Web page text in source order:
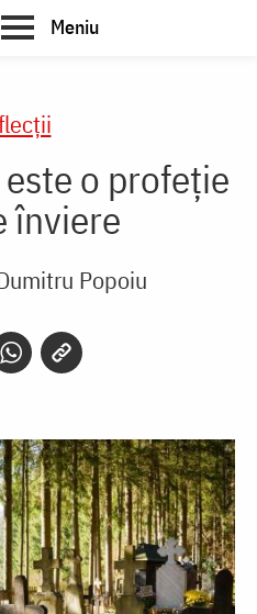
Meniu
o profeție
înviere
Popoiu